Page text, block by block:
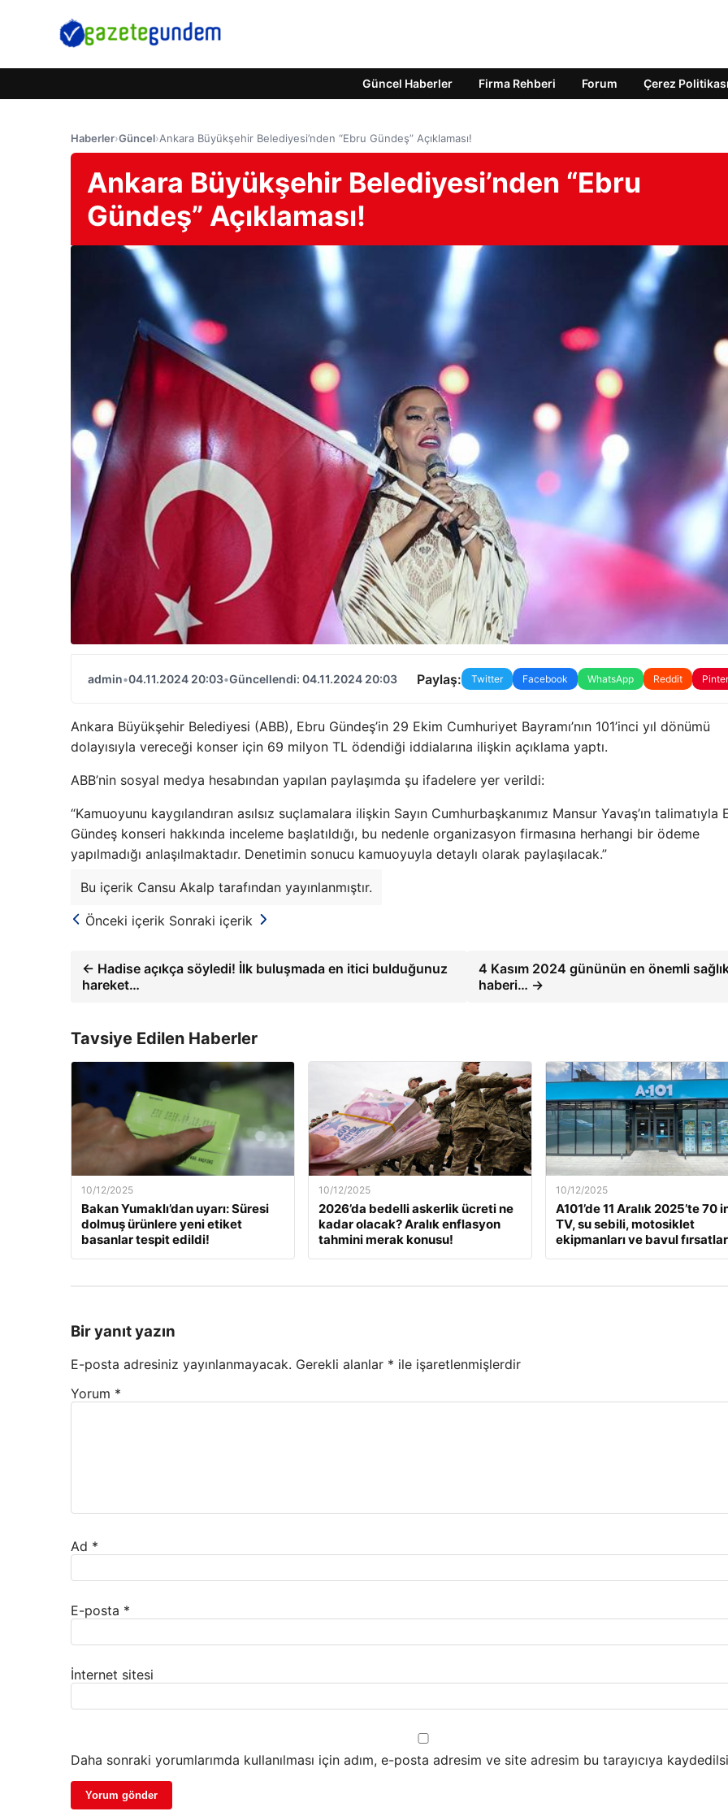
Güncel Haberler Firma Rehberi Forum Çerez Politikası
Haberler›Güncel›Ankara Büyükşehir Belediyesi’nden “Ebru Gündeş” Açıklaması!
Ankara Büyükşehir Belediyesi’nden “Ebru
Gündeş” Açıklaması!
admin•04.11.2024 20:03•Güncellendi: 04.11.2024 20:03 Paylaş: Twitter Facebook WhatsApp Reddit
Ankara Büyükşehir Belediyesi (ABB), Ebru Gündeş’in 29 Ekim Cumhuriyet Bayramı’nın 101’inci yıl dönümü
dolayısıyla vereceği konser için 69 milyon TL ödendiği iddialarına ilişkin açıklama yaptı.
ABB’nin sosyal medya hesabından yapılan paylaşımda şu ifadelere yer verildi:
“Kamuoyunu kaygılandıran asılsız suçlamalara ilişkin Sayın Cumhurbaşkanımız Mansur Yavaş’ın talimatıyla
Gündeş konseri hakkında inceleme başlatıldığı, bu nedenle organizasyon firmasına herhangi bir ödeme
yapılmadığı anlaşılmaktadır. Denetimin sonucu kamuoyuyla detaylı olarak paylaşılacak.”
Bu içerik Cansu Akalp tarafından yayınlanmıştır.
Önceki içerik Sonraki içerik
← Hadise açıkça söyledi! İlk buluşmada en itici bulduğunuz
hareket…
4 Kasım 2024 gününün en önemli
haberi… →
Tavsiye Edilen Haberler
10/12/2025
Bakan Yumaklı’dan uyarı: Süresi
dolmuş ürünlere yeni etiket
basanlar tespit edildi!
10/12/2025
2026’da bedelli askerlik ücreti ne
kadar olacak? Aralık enflasyon
tahmini merak konusu!
10/12/2025
A101’de 11 Aralık 2025’te 70
TV, su sebili, motosiklet
ekipmanları ve bavul
Bir yanıt yazın
E-posta adresiniz yayınlanmayacak. Gerekli alanlar * ile işaretlenmişlerdir
Yorum *
Ad *
E-posta *
İnternet sitesi
Daha sonraki yorumlarımda kullanılması için adım, e-posta adresim ve site adresim bu tarayıcıya